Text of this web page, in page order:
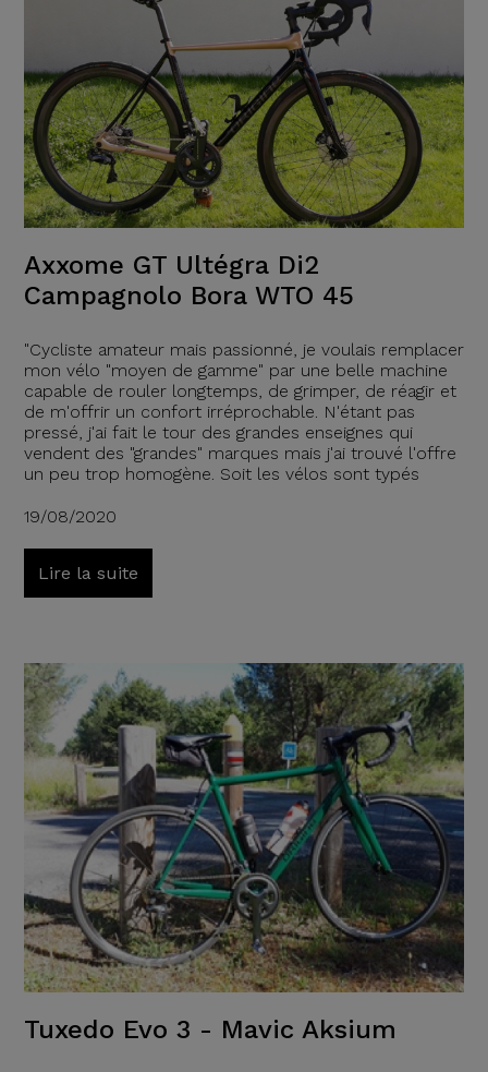
Axxome GT Ultégra Di2
Campagnolo Bora WTO 45
"Cycliste amateur mais passionné, je voulais remplacer
mon vélo "moyen de gamme" par une belle machine
capable de rouler longtemps, de grimper, de réagir et
de m'offrir un confort irréprochable. N'étant pas
pressé, j'ai fait le tour des grandes enseignes qui
vendent des "grandes" marques mais j'ai trouvé l'offre
un peu trop homogène. Soit les vélos sont typés
19/08/2020
Lire la suite
Tuxedo Evo 3 - Mavic Aksium